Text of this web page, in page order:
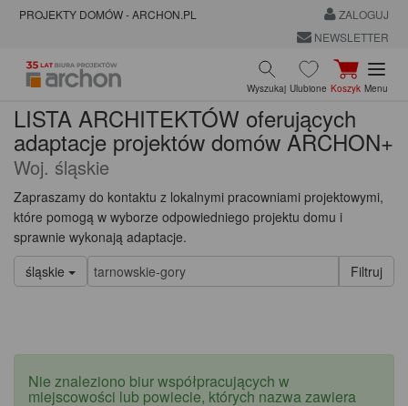
PROJEKTY DOMÓW - ARCHON.PL
ZALOGUJ
NEWSLETTER
Wyszukaj Ulubione Koszyk Menu
LISTA ARCHITEKTÓW oferujących
adaptacje projektów domów ARCHON+
Woj. śląskie
Zapraszamy do kontaktu z lokalnymi pracowniami projektowymi,
które pomogą w wyborze odpowiedniego projektu domu i
sprawnie wykonają adaptacje.
śląskie
Nie znaleziono biur współpracujących w
miejscowości lub powiecie, których nazwa zawiera